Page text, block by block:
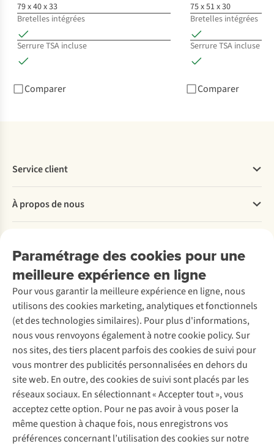
79 x 40 x 33
Bretelles intégrées
Serrure TSA incluse
Comparer
75 x 51 x 30
Bretelles intégrées
Serrure TSA incluse
Comparer
Paramétrage des cookies pour une
meilleure expérience en ligne
Pour vous garantir la meilleure expérience en ligne, nous
utilisons des cookies marketing, analytiques et fonctionnels
(et des technologies similaires). Pour plus d'informations,
nous vous renvoyons également à notre cookie policy. Sur
nos sites, des tiers placent parfois des cookies de suivi pour
vous montrer des publicités personnalisées en dehors du
site web. En outre, des cookies de suivi sont placés par les
réseaux sociaux. En sélectionnant « Accepter tout », vous
acceptez cette option. Pour ne pas avoir à vous poser la
même question à chaque fois, nous enregistrons vos
préférences concernant l’utilisation des cookies sur notre
Service client
Commander
Payer
Retourner
Rétractation d'une commande
Entretien & réparations
Garantie
Contactez-nous
À propos de nous
Entreprise responsable
À propos d’Ayacucho
Nos magasins
À propos d’A.S.Adventure
Déclaration d'accessibilité
Location / Location sports d’hiver
Seconde-main
Entretien de ski
Service de lavage
Entretien de chaussures
Réparation de chaussures
Réparation de vêtements
Retouches
Pour les entreprises
Découvrez
A.S.Magazine
Explore Camp
Expertise & conseils
Abonnez-vous à la newsletter
Suivez-nous